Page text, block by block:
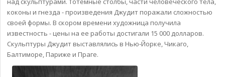
коконы и гнезда - произведения Джудит поражали сложностью
своей формы. В скором времени художница получила
известность - цены на ее работы достигали 15 000 долларов.
Скульптуры Джудит выставлялись в Нью-Йорке, Чикаго,
Балтиморе, Париже и Праге.